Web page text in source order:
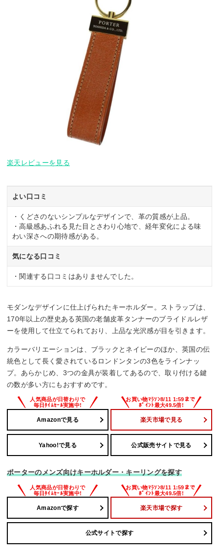
楽天レビューを見る
よい口コミ
・くどさのないシンプルなデザインで、革の質感が上品。
・高級感あふれる見た目とさわり心地で、経年変化による味
わい深さへの期待感がある。
気になる口コミ
・関連する口コミはありませんでした。
モダンなデザインに仕上げられたキーホルダー。ストラップは、
170年以上の歴史ある英国の老舗皮革タンナーのブライドルレザ
ーを使用して仕立てられており、上品な光沢感が目を引きます。
カラーバリエーションは、ブラックとネイビーのほか、英国の伝
統色として長く愛されているロンドンタンの3色をラインナッ
プ。あらかじめ、3つの金具が装着してあるので、取り付ける鍵
の数が多い方にもおすすめです。
Amazonで見る 楽天市場で見る
Yahoo!で見る 公式販売サイトで見る
ポーターのメンズ向けキーホルダー・キーリングを探す
Amazonで探す 楽天市場で探す
公式サイトで探す